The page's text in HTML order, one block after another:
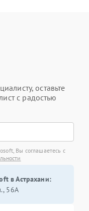
оставьте
с радостью
Вы соглашаетесь с
в Астрахани:
56А